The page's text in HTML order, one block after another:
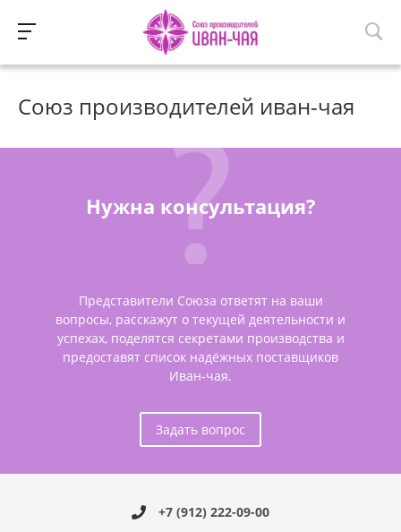
Союз производителей иван-чая
Нужна консультация?
Представители Союза ответят на ваши
вопросы, расскажут о текущей деятельности и
успехах, поделятся секретами производства и
предоставят список надёжных поставщиков
Иван-чая.
Задать вопрос
+7 (912) 222-09-00